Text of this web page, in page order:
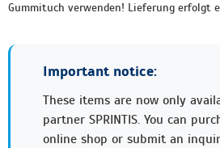
Gummituch verwenden! Lieferung erfolgt
Important notice:
These items are now only
partner SPRINTIS. You can
online shop or submit an